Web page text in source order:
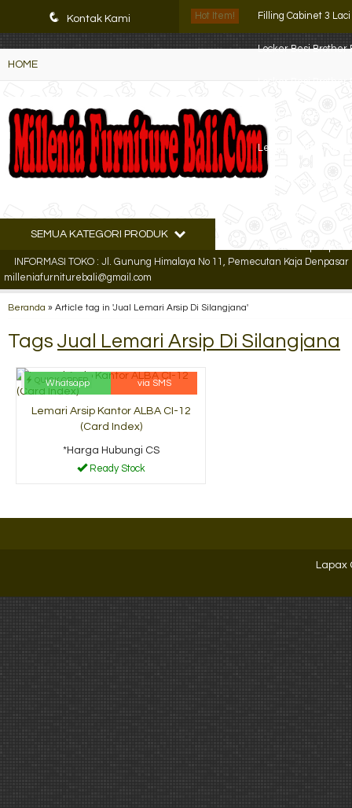
K72iUX0Xmb2bktCgP-w8iulNTg-kxoDzr6rh-MFTA7o
q Kontak Kami Hot Item! Filling Cabinet 3 Laci
Locker Besi Brother
Lemari Arsip
Lemari Arsip
HOME
SEMUA KATEGORI PRODUK
INFORMASI TOKO : Jl. Gunung Himalaya No 11, Pemecutan Kaja Denpasar
milleniafurniturebali@gmail.com
Beranda » Article tag in 'Jual Lemari Arsip Di Silangjana'
Tags Jual Lemari Arsip Di Silangjana
QUICK ORDER
Whatsapp via SMS
Lemari Arsip Kantor ALBA CI-12
(Card Index)
*Harga Hubungi CS
Ready Stock
Lapax